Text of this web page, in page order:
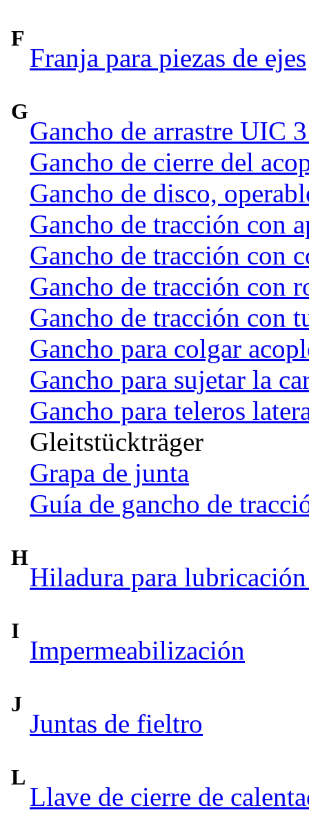
F
Franja para piezas de ejes
G
Gancho de arrastre UIC
Gancho de cierre del
Gancho de disco,
Gancho de tracción con
Gancho de tracción con
Gancho de tracción con
Gancho de tracción con
Gancho para colgar
Gancho para sujetar la
Gancho para teleros
Gleitstückträger
Grapa de junta
Guía de gancho de
H
Hiladura para
I
Impermeabilización
J
Juntas de fieltro
L
Llave de cierre de